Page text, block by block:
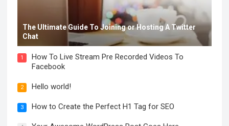
The Ultimate Guide To Joining or Hosting A Twitter
Chat
1
How To Live Stream Pre Recorded Videos To
Facebook
2 Hello world!
3 How to Create the Perfect H1 Tag for SEO